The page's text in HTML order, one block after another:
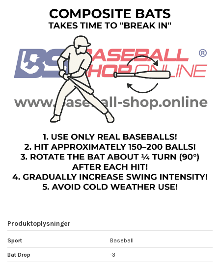
Produktoplysninger
Sport Baseball
Bat Drop -3